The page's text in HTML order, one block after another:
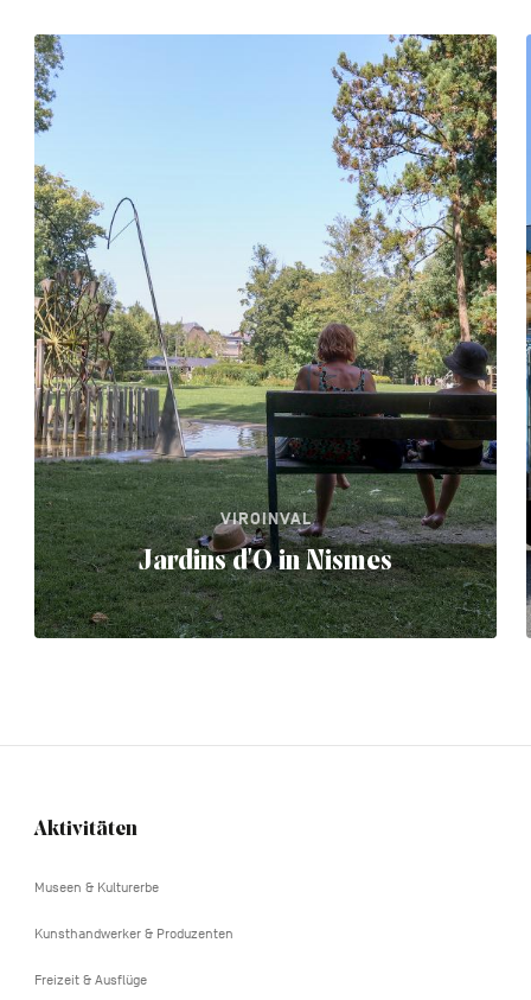
VIROINVAL
Jardins d'O in Nismes
Navigation
Aktivitäten
Museen & Kulturerbe
Kunsthandwerker & Produzenten
Freizeit & Ausflüge